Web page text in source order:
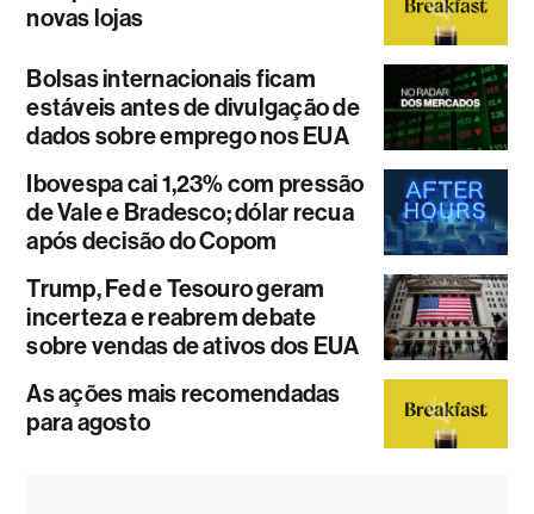
novas lojas
Bolsas internacionais ficam
estáveis antes de divulgação de
dados sobre emprego nos EUA
Ibovespa cai 1,23% com pressão
de Vale e Bradesco; dólar recua
após decisão do Copom
Trump, Fed e Tesouro geram
incerteza e reabrem debate
sobre vendas de ativos dos EUA
As ações mais recomendadas
para agosto